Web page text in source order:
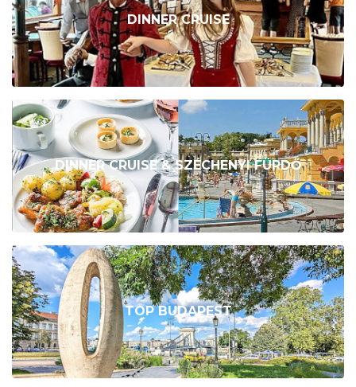
DINNER CRUISE
DINNER CRUISE & SZÉCHENYI FÜRDŐ
TOP BUDAPEST